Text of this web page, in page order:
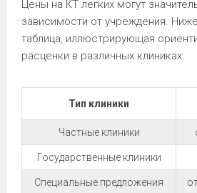
Цены на КТ легких могут
зависимости от учреждения.
таблица, иллюстрирующая
расценки в различных клиниках:
Тип клиники
Частные клиники
Государственные клиники
Специальные предложения